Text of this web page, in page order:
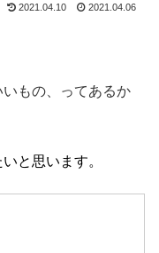
2021.04.10 2021.04.06
もの、ってあるか
と思います。